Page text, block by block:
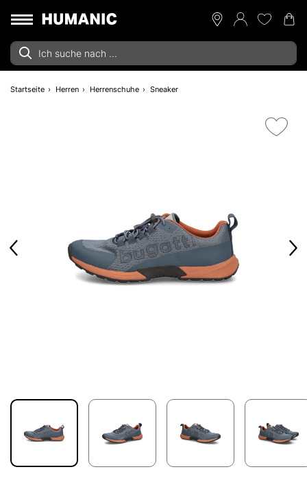
Startseite Herren Herrenschuhe Sneaker